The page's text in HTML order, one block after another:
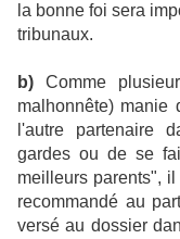
la bonne foi sera
tribunaux.
b)
Comme
malhonnête) manie
l'autre partenaire
gardes ou de se
meilleurs parents",
recommandé au
versé au dossier